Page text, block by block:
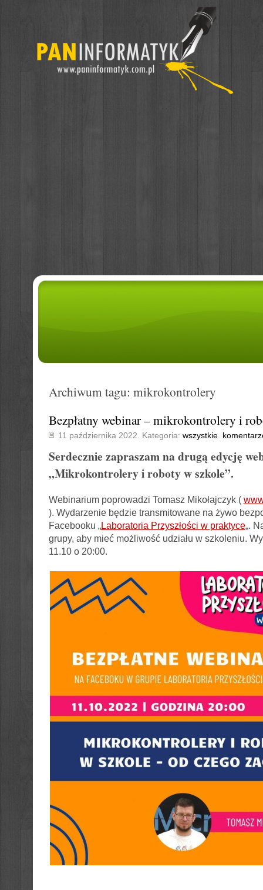
Archiwum tagu: mikrokontrolery
Bezpłatny webinar – mikrokontrolery i
11 października 2022. Kategoria: wszystkie.
Serdecznie zapraszam na drugą edycję
„Mikrokontrolery i roboty w szkole”.
Webinarium poprowadzi Tomasz Mikołajczyk (
). Wydarzenie będzie transmitowane na żywo
Facebooku „Laboratoria Przyszłości w praktyce„.
grupy, aby mieć możliwość udziału w szkoleniu.
11.10 o 20:00.